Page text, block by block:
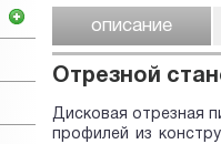
описание
Отрезной
Дисковая отрезная
профилей из